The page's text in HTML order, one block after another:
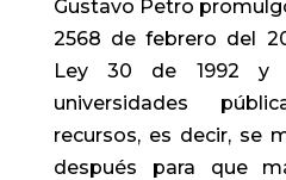
Gustavo Petro
2568 de febrero del
Ley 30 de 1992 y
universidades
recursos, es decir, se
después para que